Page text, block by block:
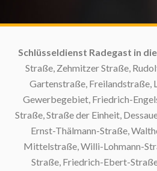
Schlüsseldienst Radegast in
Straße, Zehmitzer Straße,
Gartenstraße, Freilandstraße,
Gewerbegebiet, Friedrich-
Straße, Straße der Einheit,
Ernst-Thälmann-Straße,
Mittelstraße, Willi-Lohmann-
Straße, Friedrich-Ebert-